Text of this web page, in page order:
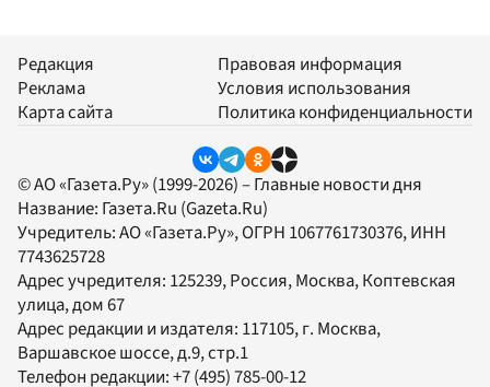
Редакция
Реклама
Карта сайта
Правовая информация
Условия использования
Политика конфиденциальности
© АО «Газета.Ру» (1999-2026) – Главные новости дня
Название: Газета.Ru (Gazeta.Ru)
Учредитель:АО «Газета.Ру», ОГРН 1067761730376, ИНН
7743625728
Адрес учредителя: 125239, Россия, Москва, Коптевская
улица, дом 67
Адрес редакции и издателя: 117105, г. Москва,
Варшавское шоссе, д.9, стр.1
Телефон редакции:+7 (495) 785-00-12